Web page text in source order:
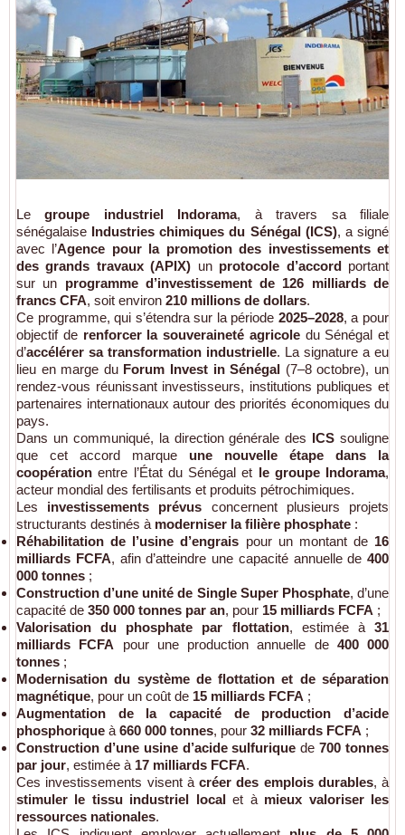
Legroupe industriel Indorama, à travers sa filiale
sénégalaise Industries chimiques du Sénégal (ICS), a signé
avec l’Agence pour la promotion des investissements et
des grands travaux (APIX) un protocole d’accordportant
sur un programme d’investissement de 126 milliards de
francs CFA, soit environ 210 millions de dollars.
Ce programme, qui s’étendra sur la période 2025–2028, a pour
objectif de renforcer la souveraineté agricoledu Sénégal et
d’accélérer sa transformation industrielle. La signature a eu
lieu en marge du Forum Invest in Sénégal (7–8 octobre), un
rendez-vous réunissant investisseurs, institutions publiques et
partenaires internationaux autour des priorités économiques du
pays.
Dans un communiqué, la direction générale des ICS souligne
que cet accord marque une nouvelle étape dans la
coopération entre l’État du Sénégal et le groupe Indorama,
acteur mondial des fertilisants et produits pétrochimiques.
Les investissements prévus concernent plusieurs projets
structurants destinés à moderniser la filière phosphate :
Réhabilitation de l’usine d’engrais pour un montant de 16
milliards FCFA, afin d’atteindre une capacité annuelle de 400
000 tonnes ;
Construction d’une unité de Single Super Phosphate, d’une
capacité de 350 000 tonnes par an, pour 15 milliards FCFA ;
Valorisation du phosphate par flottation, estimée à31
milliards FCFA pour une production annuelle de 400 000
tonnes ;
Modernisation du système de flottation et de séparation
magnétique, pour un coût de 15 milliards FCFA ;
Augmentation de la capacité de production d’acide
phosphorique à 660 000 tonnes, pour 32 milliards FCFA ;
Construction d’une usine d’acide sulfurique de700 tonnes
par jour, estimée à 17 milliards FCFA.
Ces investissements visent à créer des emplois durables, à
stimuler le tissu industriel localet à mieux valoriser les
ressources nationales.